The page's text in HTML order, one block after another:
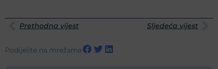
Prethodna vijest Sljedeća vijest
Podijelite na mrežama